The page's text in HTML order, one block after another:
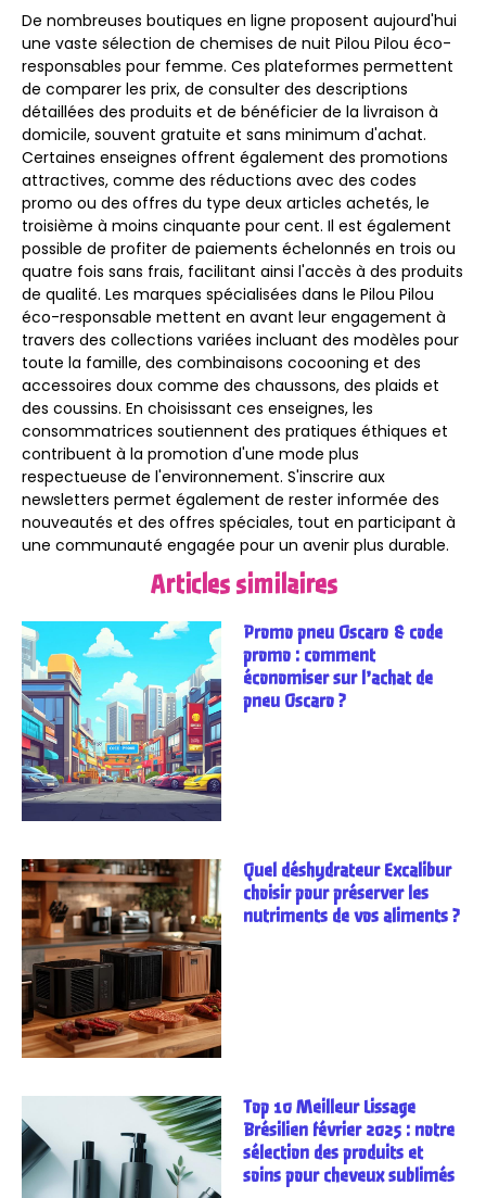
Articles similaires
Promo pneu Oscaro & code
promo : comment
économiser sur l’achat de
pneu Oscaro ?
Quel déshydrateur Excalibur
choisir pour préserver les
nutriments de vos aliments ?
Top 10 Meilleur Lissage
Brésilien février 2025 : notre
sélection des produits et
soins pour cheveux sublimés
De nombreuses boutiques en ligne proposent aujourd'hui
une vaste sélection de chemises de nuit Pilou Pilou éco-
responsables pour femme. Ces plateformes permettent
de comparer les prix, de consulter des descriptions
détaillées des produits et de bénéficier de la livraison à
domicile, souvent gratuite et sans minimum d'achat.
Certaines enseignes offrent également des promotions
attractives, comme des réductions avec des codes
promo ou des offres du type deux articles achetés, le
troisième à moins cinquante pour cent. Il est également
possible de profiter de paiements échelonnés en trois ou
quatre fois sans frais, facilitant ainsi l'accès à des produits
de qualité. Les marques spécialisées dans le Pilou Pilou
éco-responsable mettent en avant leur engagement à
travers des collections variées incluant des modèles pour
toute la famille, des combinaisons cocooning et des
accessoires doux comme des chaussons, des plaids et
des coussins. En choisissant ces enseignes, les
consommatrices soutiennent des pratiques éthiques et
contribuent à la promotion d'une mode plus
respectueuse de l'environnement. S'inscrire aux
newsletters permet également de rester informée des
nouveautés et des offres spéciales, tout en participant à
une communauté engagée pour un avenir plus durable.